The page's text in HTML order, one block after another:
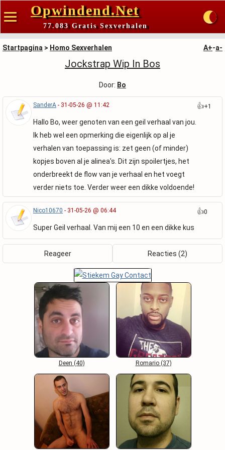
Opwindend.Net
77.083 Gratis Sexverhalen
Startpagina > Homo Sexverhalen A+-a-
Jockstrap Wip In Bos
Door: Bo
SanderA - 31-05-26 @ 11:42
Hallo Bo, weer genoten van een geil verhaal van jou.
Ik heb wel een opmerking die eigenlijk op al je
verhalen van toepassing is: zet geen (of minder)
kopjes boven al je alinea's. Dit zijn spoilertjes, het
onderbreekt de flow van je verhaal en het voegt
verder niets toe. Verder weer een dikke voldoende!
👍+1
Nico10670 - 31-05-26 @ 06:44
Super Geil verhaal. Van mij een 10 en een dikke kus
👍0
Reageer Reacties (2)
Deen (40) Romario (37)